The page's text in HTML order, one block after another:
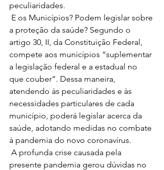
peculiaridades.
a proteção da saúde? Segundo o
artigo 30, II, da Constituição Federal,
compete aos municípios “suplementar
a legislação federal e a estadual no
que couber”. Dessa maneira,
atendendo às peculiaridades e às
necessidades particulares de cada
município, poderá legislar acerca da
saúde, adotando medidas no combate
à pandemia do novo coronavírus.
presente pandemia gerou dúvidas no